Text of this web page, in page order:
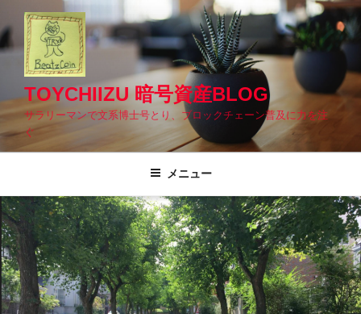
ン
テ
へ
TOYCHIIZU 暗号資産BLOG
サラリーマンで文系博士号とり、ブロックチェーン普及に力を注
ぐ
メニュー